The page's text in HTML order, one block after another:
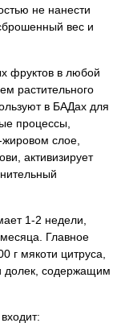
не нанести
вес и
фруктов в любой
растительного
в БАДах для
процессы,
слое,
активизирует
1-2 недели,
Главное
г мякоти цитруса,
долек, содержащим